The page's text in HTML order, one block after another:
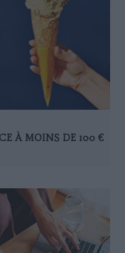
À MOINS DE 100 €